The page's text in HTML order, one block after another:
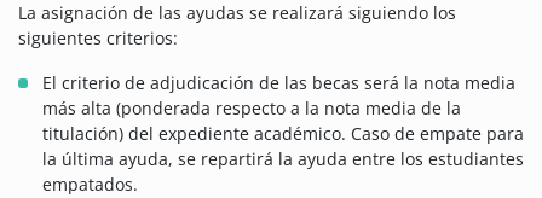
La asignación de las ayudas se realizará siguiendo los
siguientes criterios:
El criterio de adjudicación de las becas será la nota media
más alta (ponderada respecto a la nota media de la
titulación) del expediente académico. Caso de empate para
la última ayuda, se repartirá la ayuda entre los estudiantes
empatados.